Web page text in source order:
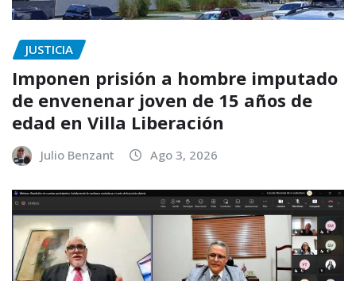
JUSTICIA
Imponen prisión a hombre imputado
de envenenar joven de 15 años de
edad en Villa Liberación
Julio Benzant Ago 3, 2026